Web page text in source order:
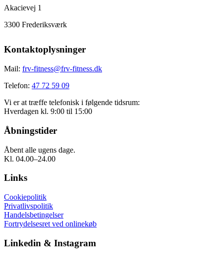
Akacievej 1
3300 Frederiksværk
Kontaktoplysninger
Mail: frv-fitness@frv-fitness.dk
Telefon: 47 72 59 09
Vi er at træffe telefonisk i følgende tidsrum:
Hverdagen kl. 9:00 til 15:00
Åbningstider
Åbent alle ugens dage.
Kl. 04.00–24.00
Links
Cookiepolitik
Privatlivspolitik
Handelsbetingelser
Fortrydelsesret ved onlinekøb
Linkedin & Instagram